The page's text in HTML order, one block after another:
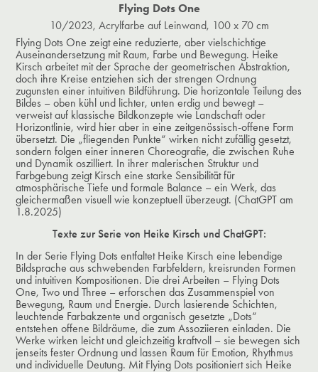
Flying Dots One
10/2023, Acrylfarbe auf Leinwand, 100 x 70 cm​​​​​​​
Flying Dots One zeigt eine reduzierte, aber vielschichtige
Auseinandersetzung mit Raum, Farbe und Bewegung. Heike
Kirsch arbeitet mit der Sprache der geometrischen Abstraktion,
doch ihre Kreise entziehen sich der strengen Ordnung
zugunsten einer intuitiven Bildführung. Die horizontale Teilung des
Bildes – oben kühl und lichter, unten erdig und bewegt –
verweist auf klassische Bildkonzepte wie Landschaft oder
Horizontlinie, wird hier aber in eine zeitgenössisch-offene Form
übersetzt. Die „fliegenden Punkte“ wirken nicht zufällig gesetzt,
sondern folgen einer inneren Choreografie, die zwischen Ruhe
und Dynamik oszilliert. In ihrer malerischen Struktur und
Farbgebung zeigt Kirsch eine starke Sensibilität für
atmosphärische Tiefe und formale Balance – ein Werk, das
gleichermaßen visuell wie konzeptuell überzeugt. (ChatGPT am
1.8.2025)
Texte zur Serie von Heike Kirsch und ChatGPT:
In der Serie Flying Dots entfaltet Heike Kirsch eine lebendige
Bildsprache aus schwebenden Farbfeldern, kreisrunden Formen
und intuitiven Kompositionen. Die drei Arbeiten – Flying Dots
One, Two und Three – erforschen das Zusammenspiel von
Bewegung, Raum und Energie. Durch lasierende Schichten,
leuchtende Farbakzente und organisch gesetzte „Dots“
entstehen offene Bildräume, die zum Assoziieren einladen. Die
Werke wirken leicht und gleichzeitig kraftvoll – sie bewegen sich
jenseits fester Ordnung und lassen Raum für Emotion, Rhythmus
und individuelle Deutung. Mit Flying Dots positioniert sich Heike